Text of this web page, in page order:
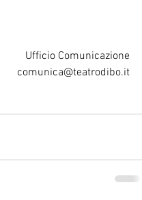
Ufficio Comunicazione
comunica@teatrodibo.it